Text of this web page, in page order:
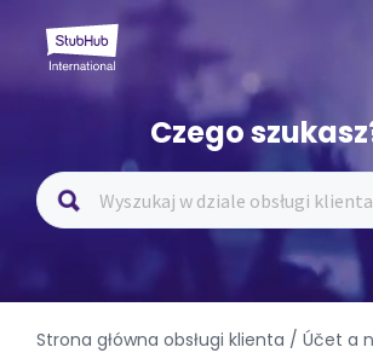
Czego
Strona główna obsługi klienta / Účet a